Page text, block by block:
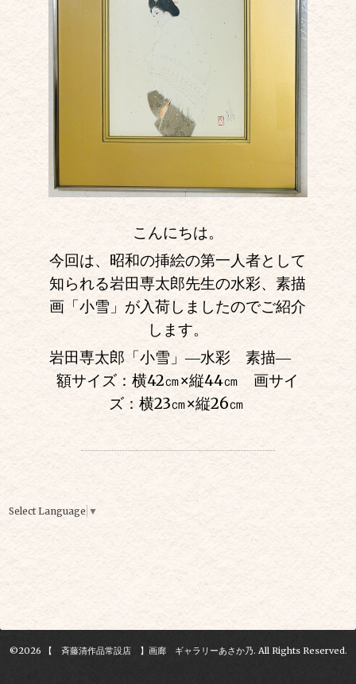
こんにちは。
今回は、昭和の挿絵の第一人者として
知られる岩田専太郎先生の水彩、素描
画「小雪」が入荷しましたのでご紹介
します。
岩田専太郎「小雪」―水彩 素描―
額サイズ：横42㎝×縦44㎝ 画サイ
ズ：横23㎝×縦26㎝
Select Language ▼
©2026 【 斉藤清作品常設店 】画廊 ギャラリーあさか乃. All Rights Reserved.